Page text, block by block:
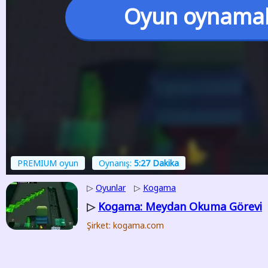
Oyun
PREMIUM oyun Oynanış: 5:27 Dakika
▷ Oyunlar ▷ Kogama
▷ Kogama: Meydan Okuma Görevi
Şirket: kogama.com